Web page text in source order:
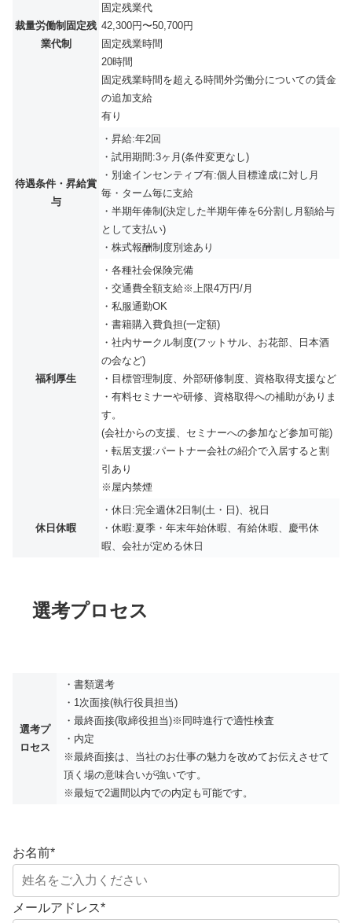
裁量労働制固定残
業代制
固定残業代
42,300円〜50,700円
固定残業時間
20時間
固定残業時間を超える時間外労働分についての賃金
の追加支給
有り
待遇条件・昇給賞
与
・昇給:年2回
・試用期間:3ヶ月(条件変更なし)
・別途インセンティブ有:個人目標達成に対し月
毎・ターム毎に支給
・半期年俸制(決定した半期年俸を6分割し月額給与
として支払い)
・株式報酬制度別途あり
福利厚生
・各種社会保険完備
・交通費全額支給※上限4万円/月
・私服通勤OK
・書籍購入費負担(一定額)
・社内サークル制度(フットサル、お花部、日本酒
の会など)
・目標管理制度、外部研修制度、資格取得支援など
・有料セミナーや研修、資格取得への補助がありま
す。
(会社からの支援、セミナーへの参加など参加可能)
・転居支援:パートナー会社の紹介で入居すると割
引あり
※屋内禁煙
休日休暇
・休日:完全週休2日制(土・日)、祝日
・休暇:夏季・年末年始休暇、有給休暇、慶弔休
暇、会社が定める休日
選考プロセス
選考プ
ロセス
・書類選考
・1次面接(執行役員担当)
・最終面接(取締役担当)※同時進行で適性検査
・内定
※最終面接は、当社のお仕事の魅力を改めてお伝えさせて
頂く場の意味合いが強いです。
※最短で2週間以内での内定も可能です。
お名前*
メールアドレス*